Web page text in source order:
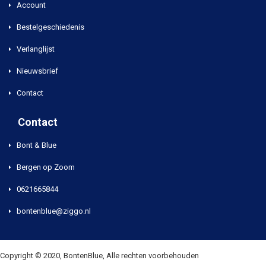
Account
Bestelgeschiedenis
Verlanglijst
Nieuwsbrief
Contact
Contact
Bont & Blue
Bergen op Zoom
0621665844
bontenblue@ziggo.nl
Copyright © 2020, BontenBlue, Alle rechten voorbehouden